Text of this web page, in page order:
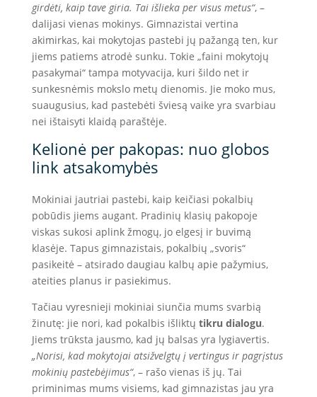
girdėti, kaip tave giria. Tai išlieka per visus metus“, –
dalijasi vienas mokinys. Gimnazistai vertina
akimirkas, kai mokytojas pastebi jų pažangą ten, kur
jiems patiems atrodė sunku. Tokie „faini mokytojų
pasakymai“ tampa motyvacija, kuri šildo net ir
sunkesnėmis mokslo metų dienomis. Jie moko mus,
suaugusius, kad pastebėti šviesą vaike yra svarbiau
nei ištaisyti klaidą paraštėje.
Kelionė per pakopas: nuo globos
link atsakomybės
Mokiniai jautriai pastebi, kaip keičiasi pokalbių
pobūdis jiems augant. Pradinių klasių pakopoje
viskas sukosi aplink žmogų, jo elgesį ir buvimą
klasėje. Tapus gimnazistais, pokalbių „svoris“
pasikeitė – atsirado daugiau kalbų apie pažymius,
ateities planus ir pasiekimus.
Tačiau vyresnieji mokiniai siunčia mums svarbią
žinutę: jie nori, kad pokalbis išliktų tikru dialogu.
Jiems trūksta jausmo, kad jų balsas yra lygiavertis.
„Norisi, kad mokytojai atsižvelgtų į vertingus ir pagrįstus
mokinių pastebėjimus“, – rašo vienas iš jų. Tai
priminimas mums visiems, kad gimnazistas jau yra